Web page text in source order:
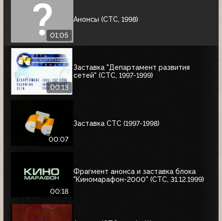
01:05
Анонсы (СТС, 1998)
00:13
Заставка "Департамент развития
сетей" (СТС, 1997-1999)
00:07
Заставка СТС (1997-1998)
00:18
Фрагмент анонса и заставка блока
"Киномарафон-2000" (СТС, 31.12.1999)